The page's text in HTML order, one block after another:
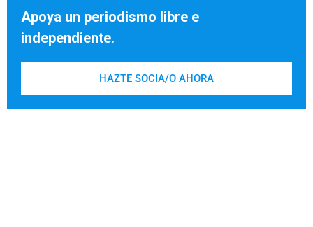
Apoya un periodismo libre e
independiente.
HAZTE SOCIA/O AHORA